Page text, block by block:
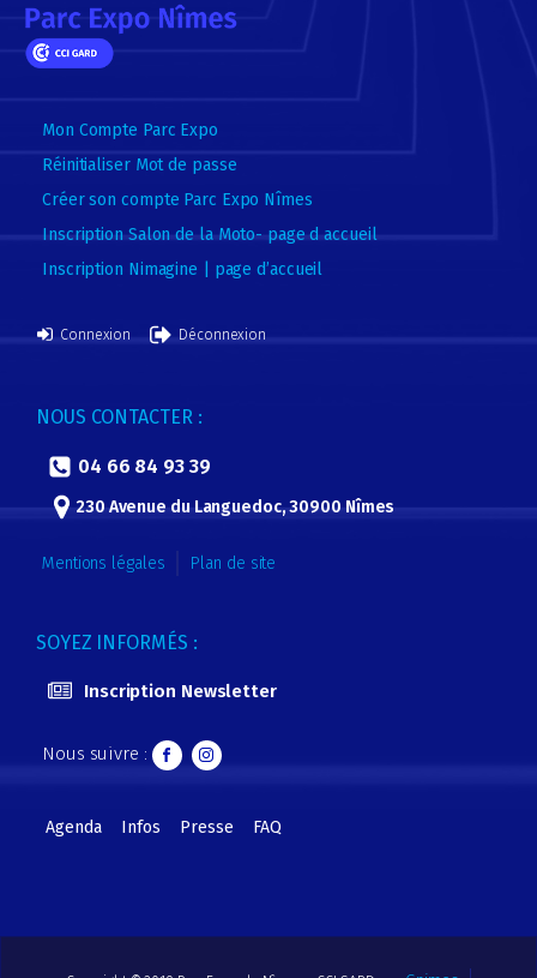
Mon Compte Parc Expo
Réinitialiser Mot de passe
Créer son compte Parc Expo Nîmes
Inscription Salon de la Moto- page d accueil
Inscription Nimagine | page d’accueil
Connexion Déconnexion
NOUS CONTACTER :
04 66 84 93 39
230 Avenue du Languedoc, 30900 Nîmes
Mentions légales Plan de site
SOYEZ INFORMÉS :
Inscription Newsletter
Nous suivre :
Agenda Infos Presse FAQ